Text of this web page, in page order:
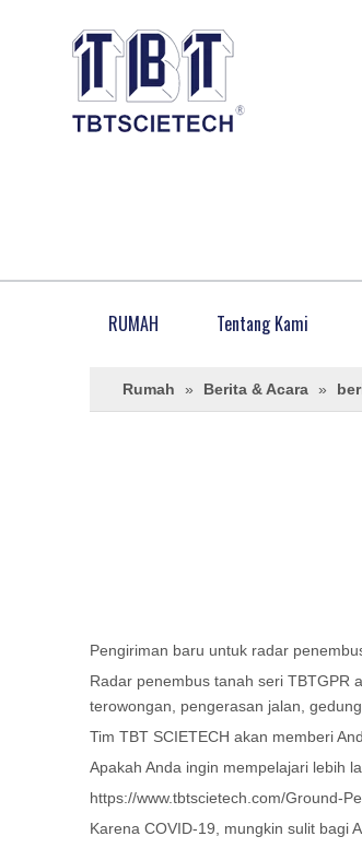
RUMAH Tentang Kami
Rumah » Berita & Acara »
Pengiriman baru untuk radar
Radar penembus tanah seri TBTGPR
terowongan, pengerasan jalan,
Tim TBT SCIETECH akan memberi
Apakah Anda ingin mempelajari lebih
https://www.tbtscietech.com/Ground-
Karena COVID-19, mungkin sulit bagi